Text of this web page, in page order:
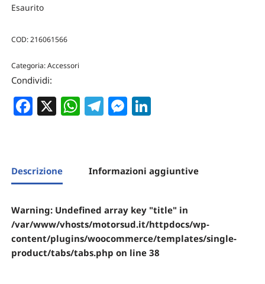
Esaurito
COD:216061566
Categoria:Accessori
Condividi:
Facebook
X WhatsApp
Telegram
Messenger
Descrizione Informazioni aggiuntive
Warning: Undefined array key "title" in
/var/www/vhosts/motorsud.it/httpdocs/wp-
content/plugins/woocommerce/templates/single-
product/tabs/tabs.php on line38